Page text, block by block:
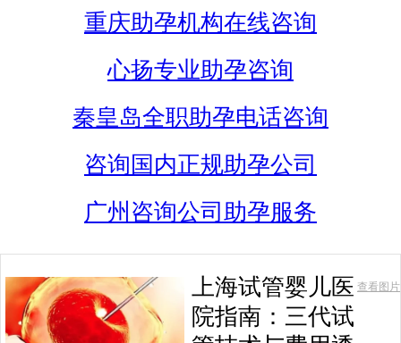
重庆助孕机构在线咨询
心扬专业助孕咨询
秦皇岛全职助孕电话咨询
咨询国内正规助孕公司
广州咨询公司助孕服务
上海试管婴儿医
院指南：三代试
查看图片